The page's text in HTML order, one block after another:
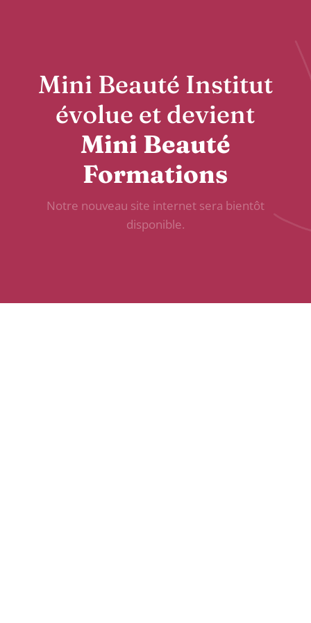
Mini Beauté Institut
évolue et devient
Mini Beauté
Formations
Notre nouveau site internet sera bientôt
disponible.